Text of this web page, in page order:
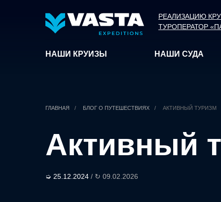
НАШИ КРУИЗЫ НАШИ СУДА
РЕАЛИЗАЦИЮ
ТУРОПЕРАТОР
ГЛАВНАЯ / БЛОГ О ПУТЕШЕСТВИЯХ / АКТИВНЫЙ ТУРИЗМ
Активный
➭ 25.12.2024 / ↻ 09.02.2026